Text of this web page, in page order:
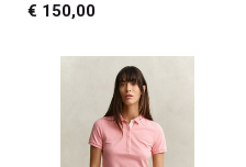
€ 150,00